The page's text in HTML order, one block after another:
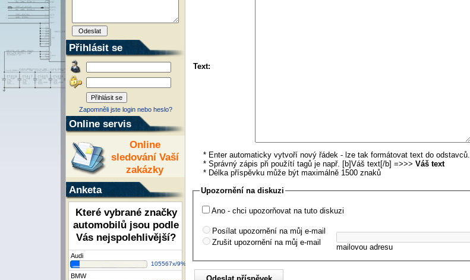
Přihlásit se
Zapomněli jste login nebo heslo?
Online servis
Online
sledování Vaší
zakázky
Anketa
Které vybrané značky
automobilů jsou podle
Vás nejspolehlivější?
Audi
105567x/9%
BMW
Text:
* Enter automaticky vytvoří nový řádek - lze tak formátovat text do odstavců.
* Správný zápis při použítí tagů je např. [b]Váš text[/b] =>>> Váš text
* Délka příspěvku může být maximálně 1500 znaků
Upozornění na diskuzi
Ano - chci upozorňovat na tuto diskuzi
Posílat upozornění na můj e-mail
Zrušit upozornění na můj e-mail
mailovou adresu